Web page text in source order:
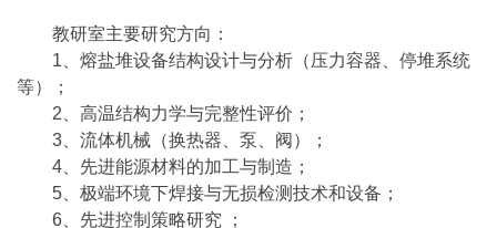
教研室主要研究方向：
1、熔盐堆设备结构设计与分析（压力容器、停堆系统
等）；
2、高温结构力学与完整性评价；
3、流体机械（换热器、泵、阀）；
4、先进能源材料的加工与制造；
5、极端环境下焊接与无损检测技术和设备；
6、先进控制策略研究
；